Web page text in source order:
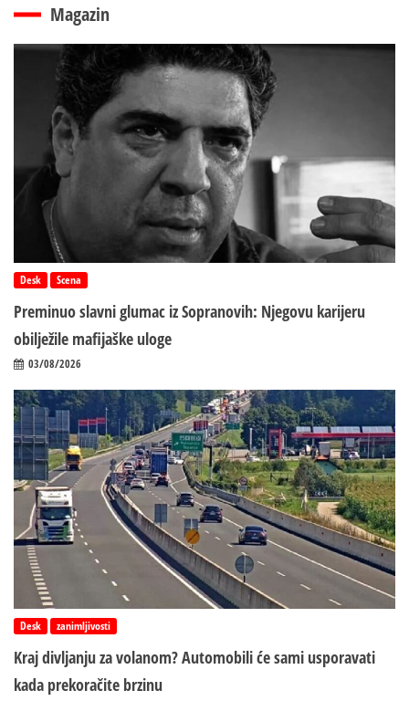
Magazin
Desk Scena
Preminuo slavni glumac iz Sopranovih: Njegovu karijeru
obilježile mafijaške uloge
03/08/2026
Desk zanimljivosti
Kraj divljanju za volanom? Automobili će sami usporavati
kada prekoračite brzinu